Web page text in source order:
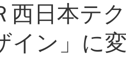
西日本テ
イン」に